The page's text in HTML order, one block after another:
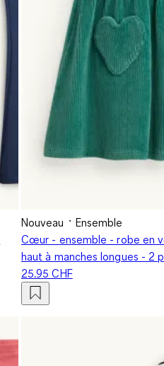
Nouveau
Ensemble
Cœur - ensemble - robe en
haut à manches longues - 2
25.95 CHF